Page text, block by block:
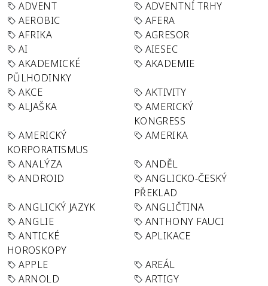
ADVENT
ADVENTNÍ TRHY
AEROBIC
AFERA
AFRIKA
AGRESOR
AI
AIESEC
AKADEMICKÉ
PŮLHODINKY
AKADEMIE
AKCE
AKTIVITY
ALJAŠKA
AMERICKÝ
KONGRESS
AMERICKÝ
KORPORATISMUS
AMERIKA
ANALÝZA
ANDĚL
ANDROID
ANGLICKO-ČESKÝ
PŘEKLAD
ANGLICKÝ JAZYK
ANGLIČTINA
ANGLIE
ANTHONY FAUCI
ANTICKÉ
HOROSKOPY
APLIKACE
APPLE
AREÁL
ARNOLD
ARTIGY